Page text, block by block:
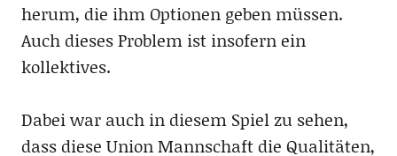
herum, die ihm Optionen geben müssen.
Auch dieses Problem ist insofern ein
kollektives.
Dabei war auch in diesem Spiel zu sehen,
dass diese Union Mannschaft die Qualitäten,